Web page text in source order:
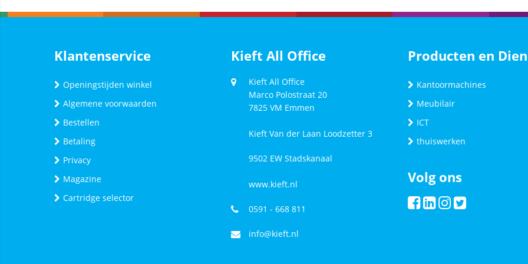
Klantenservice
Openingstijden winkel
Algemene voorwaarden
Bestellen
Betaling
Privacy
Magazine
Cartridge selector
Kieft All Office
Kieft All Office
Marco Polostraat 20
7825 VM Emmen
Kieft Van der Laan Loodzetter 3
9502 EW Stadskanaal
www.kieft.nl
0591 - 668 811
info@kieft.nl
Producten en
Kantoormachines
Meubilair
ICT
thuiswerken
Volg ons